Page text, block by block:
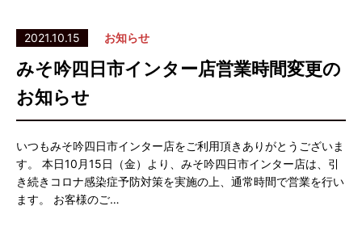
2021.10.15 お知らせ
みそ吟四日市インター店営業時間変更の
お知らせ
いつもみそ吟四日市インター店をご利用頂きありがとうございま
す。 本日10月15日（金）より、みそ吟四日市インター店は、引
き続きコロナ感染症予防対策を実施の上、通常時間で営業を行い
ます。 お客様のご…